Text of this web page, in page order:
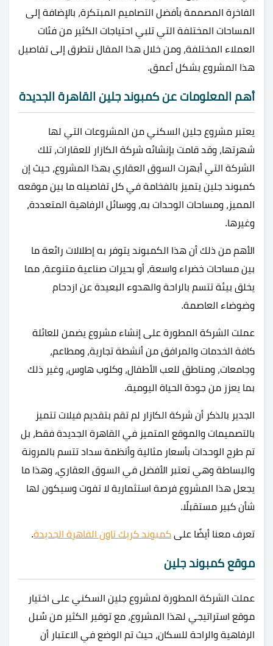
الفاخرة المصممة بأفضل التصاميم المبتكرة، بالإضافة إلى
المساحات المختلفة التي تلبي احتياجات الكثير من فئات
العملاء المختلفة، ومن خلال هذا المقال نتطرق إلى تفاصيل
هذا المشروع بشكل أعمق.
أهم المعلومات عن كمبوند جلين القاهرة الجديدة
يعتبر مشروع جلين السكني من المشروعات التي لها
شهرتها، وقد قامت بإنشائه شركة الكازار للعقارات، تلك
الشركة التي أبهرت السوق العقاري بهذا المشروع، حيث إن
كمبوند جلين يتميز بالفخامة في كل تفاصيله ما بين موقعه
المميز، ومساحات الوحدات به، ووسائل الرفاهية المتعددة،
وغيرها.
الأهم من ذلك أن هذا الكمبوند يتوفر به إطلالات رائعة ما
بين مساحات خضراء واسعة، أو بحيرات صناعية متنوعة، مما
يخلق بيئة تتسم بالراحة والهدوء البعيدة عن ازدحام
وضوضاء العاصمة.
عملت الشركة المطورة على إنشاء مشروع يضمن للعائلة
كافة الخدمات والمرافق من أنشطة تجارية، ومطاعم،
وجامعات، ومناطق للعب الأطفال، وكلوب هاوس، وغير ذلك
بما يعزز من جودة الحياة اليومية.
الجدير بالذكر أن شركة الكازار لم تقم بتقديم فيلات تتميز
بالتصميمات والموقع المتميز في القاهرة الجديدة فقط، بل
تم طرح الوحدات بأسعار مثالية وأنظمة سداد تتسم بالمرونة
والبساطة وهي تعتبر الأفضل في السوق العقاري، وهذا ما
يجعل هذا المشروع فرصة استثمارية لا تفوت وسيكون لها
شأن كبير مستقبلًا.
تعرف معنا أيضًا على كمبوند كريك تاون القاهرة الجديدة.
موقع كمبوند جلين
عملت الشركة المطورة لمشروع جلين السكني على اختيار
موقع استراتيجي لهذا المشروع، مع توفير الكثير من سُبل
الرفاهية والراحة للسكان، حيث تم الوضع في الاعتبار أن